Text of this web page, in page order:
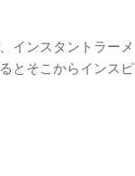
インスタントラーメ
とそこからインスピ